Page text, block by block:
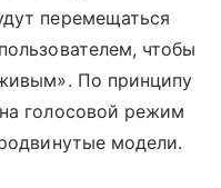
перемещаться
чтобы
По принципу
голосовой режим
модели.